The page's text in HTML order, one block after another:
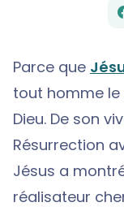
Parce que
tout homme
Dieu. De son
Résurrection
Jésus a
réalisateur